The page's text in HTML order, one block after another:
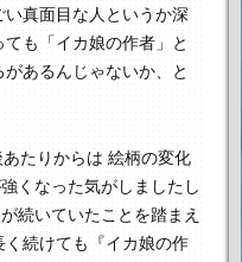
真面目な人というか深
も「イカ娘の作者」と
あるんじゃないか、と
たりからは 絵柄の変化
くなった気がしましたし
続いていたことを踏まえ
く続けても『イカ娘の作